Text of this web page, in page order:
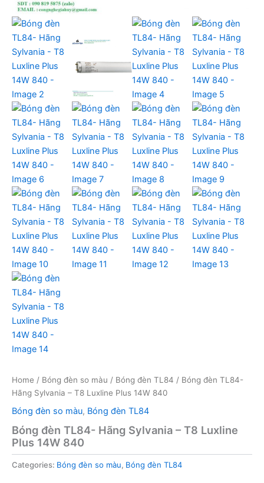
Home / Bóng đèn so màu / Bóng đèn TL84 / Bóng đèn TL84-
Hãng Sylvania – T8 Luxline Plus 14W 840
Bóng đèn so màu, Bóng đèn TL84
Bóng đèn TL84- Hãng Sylvania – T8 Luxline
Plus 14W 840
Categories: Bóng đèn so màu, Bóng đèn TL84